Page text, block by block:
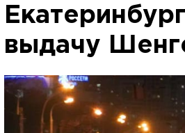
выдачу